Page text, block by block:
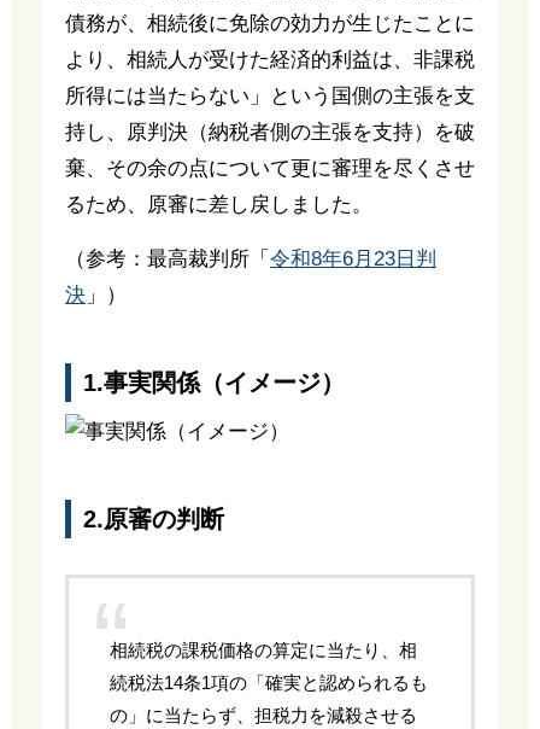
債務が、相続後に免除の効力が生じたことに
より、相続人が受けた経済的利益は、非課税
所得には当たらない」という国側の主張を支
持し、原判決（納税者側の主張を支持）を破
棄、その余の点について更に審理を尽くさせ
るため、原審に差し戻しました。
（参考：最高裁判所「 令和8年6月23日判
決」）
1.事実関係（イメージ）
2.原審の判断
相続税の課税価格の算定に当たり、相
続税法14条1項の「確実と認められるも
の」に当たらず、担税力を減殺させる